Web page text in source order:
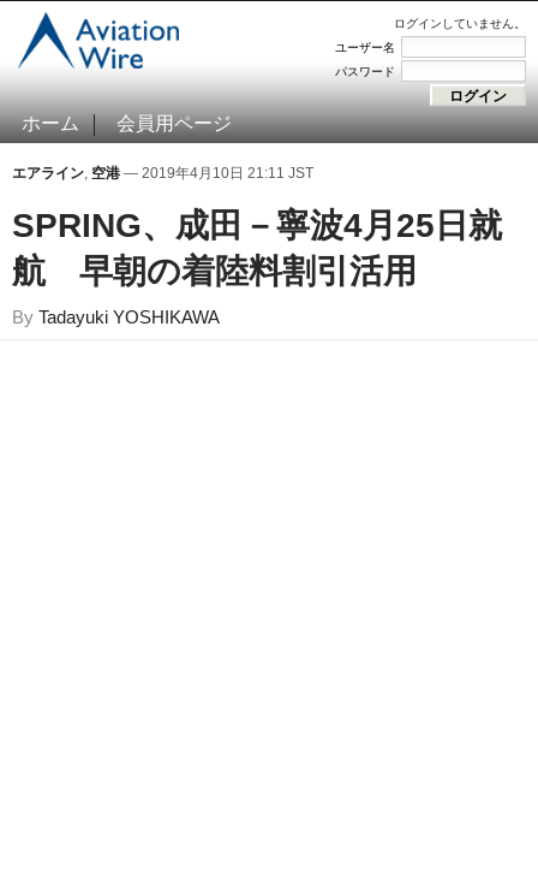
ログインしていません。
ユーザー名
パスワード
ホーム 会員用ページ
エアライン, 空港 — 2019年4月10日 21:11 JST
SPRING、成田－寧波4月25日就
航 早朝の着陸料割引活用
By Tadayuki YOSHIKAWA